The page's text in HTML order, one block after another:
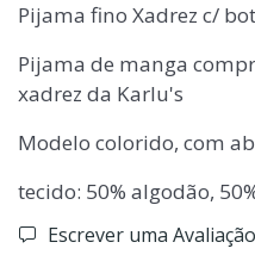
Pijama fino Xadrez c/
Pijama de manga
xadrez da Karlu's
Modelo colorido, com
tecido: 50% algodão,
Escrever uma Avaliação